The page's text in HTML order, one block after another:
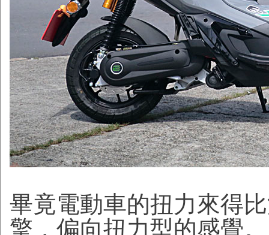
畢竟電動車的扭力來得
擎，偏向扭力型的感覺